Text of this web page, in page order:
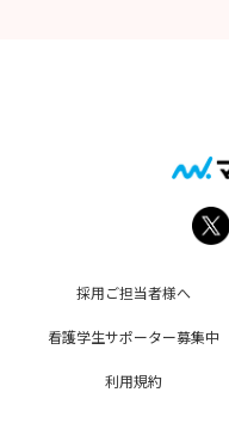
採用ご担当者様へ
看護学生サポーター募集中
利用規約